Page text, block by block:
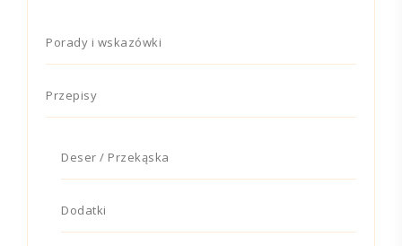
Porady i wskazówki
Przepisy
Deser / Przekąska
Dodatki